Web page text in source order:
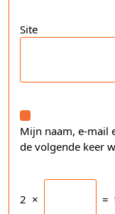
Site
Mijn naam, e-mail
de volgende keer
2 × =